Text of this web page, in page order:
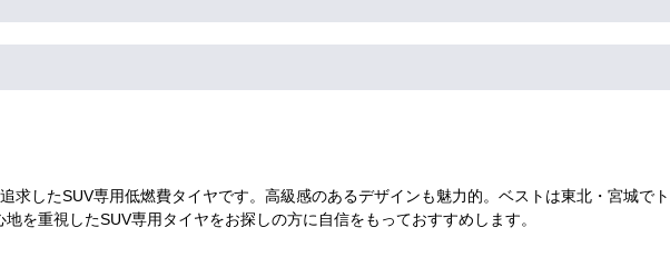
求したSUV専用低燃費タイヤです。高級感のあるデザインも魅力的。ベストは東北・宮城で
を重視したSUV専用タイヤをお探しの方に自信をもっておすすめします。